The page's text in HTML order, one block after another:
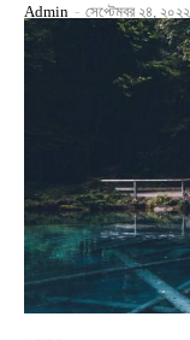
Admin - সেপ্টেম্বর ২৪, ২০২২